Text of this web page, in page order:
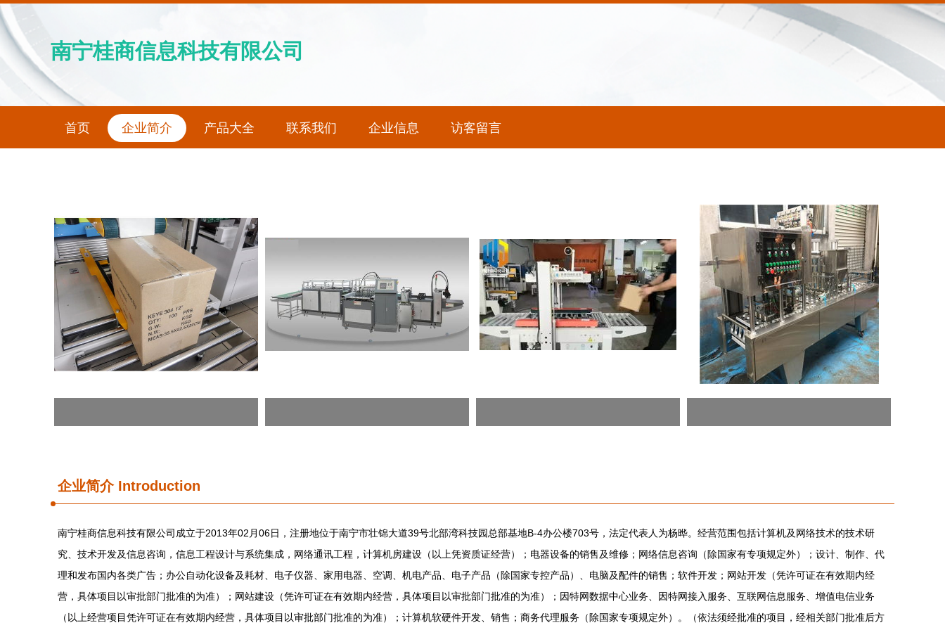
南宁桂商信息科技有限公司
首页 企业简介 产品大全 联系我们 企业信息 访客留言
企业简介 Introduction
南宁桂商信息科技有限公司成立于2013年02月06日，注册地位于南宁市壮锦大道39号北部湾科技园总部基地B-4办公楼703号，法定代表人为杨晔。经营范围包括计算机及网络技术的技术研
究、技术开发及信息咨询，信息工程设计与系统集成，网络通讯工程，计算机房建设（以上凭资质证经营）；电器设备的销售及维修；网络信息咨询（除国家有专项规定外）；设计、制作、代
理和发布国内各类广告；办公自动化设备及耗材、电子仪器、家用电器、空调、机电产品、电子产品（除国家专控产品）、电脑及配件的销售；软件开发；网站开发（凭许可证在有效期内经
营，具体项目以审批部门批准的为准）；网站建设（凭许可证在有效期内经营，具体项目以审批部门批准的为准）；因特网数据中心业务、因特网接入服务、互联网信息服务、增值电信业务
（以上经营项目凭许可证在有效期内经营，具体项目以审批部门批准的为准）；计算机软硬件开发、销售；商务代理服务（除国家专项规定外）。（依法须经批准的项目，经相关部门批准后方